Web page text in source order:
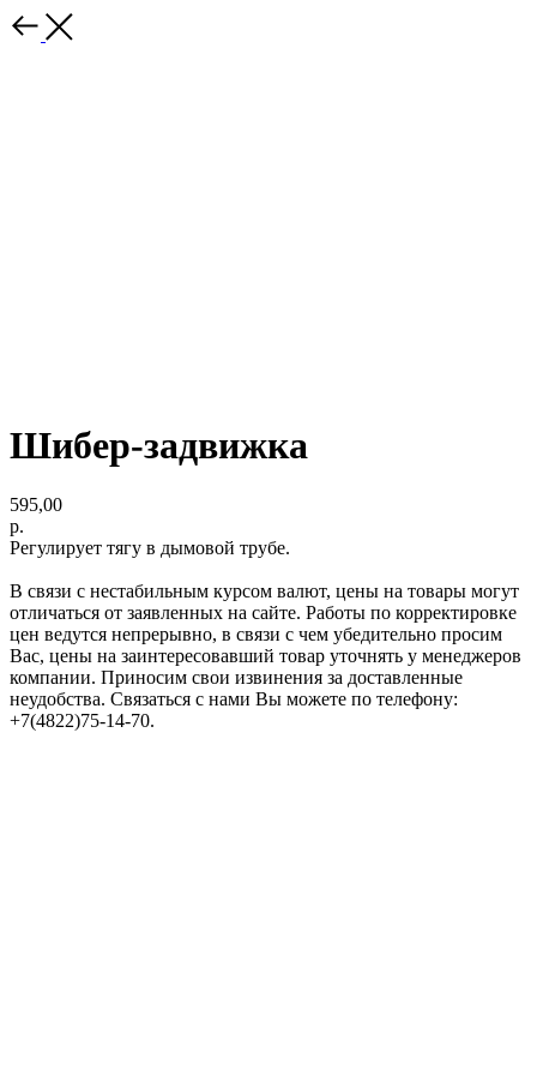
Шибер-задвижка
595,00
р.
Регулирует тягу в дымовой трубе.
В связи с нестабильным курсом валют, цены на товары могут
отличаться от заявленных на сайте. Работы по корректировке
цен ведутся непрерывно, в связи с чем убедительно просим
Вас, цены на заинтересовавший товар уточнять у менеджеров
компании. Приносим свои извинения за доставленные
неудобства. Связаться с нами Вы можете по телефону:
+7(4822)75-14-70.